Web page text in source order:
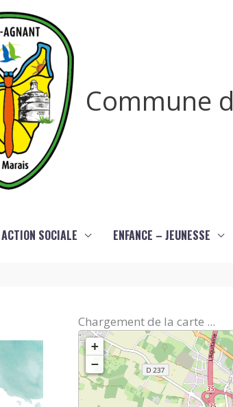
Commune
ACTION SOCIALE ENFANCE – JEUNESSE
Chargement de la carte ...
+
−